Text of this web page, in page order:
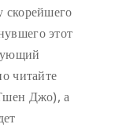
скорейшего
этот
читайте
Джо), а